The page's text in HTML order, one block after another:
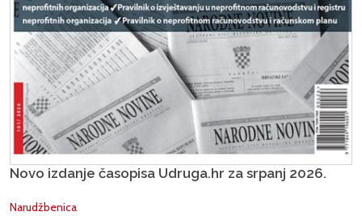
Novo izdanje časopisa Udruga.hr za srpanj 2026.
Narudžbenica